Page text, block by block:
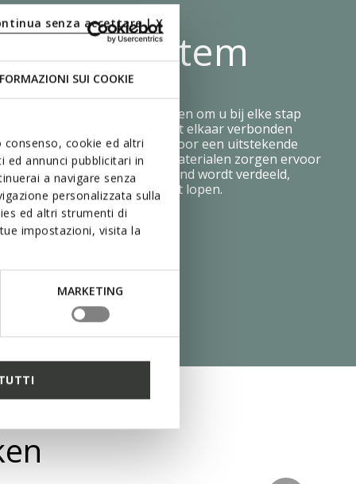
SUI COOKIE
cookie ed altri
ed annunci pubblicitari in
a navigare senza
personalizzata sulla
ed altri strumenti di
impostazioni, visita la
MARKETING
senza accettare | X
System
Shock System is ontworpen om u bij elke stap
Hij bestaat uit twee met elkaar verbonden
andere dichtheid, en zorgt voor een uitstekende
flexibiliteit. De innovatieve materialen zorgen ervoor
voet gelijkmatig over de grond wordt verdeeld,
blijft en moeiteloos kunt lopen.